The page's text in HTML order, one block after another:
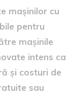
mașinilor cu
pentru
mașinile
intens ca
și costuri de
sau